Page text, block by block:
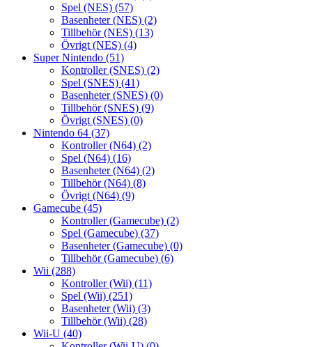
Spel (NES) (57)
Basenheter (NES) (2)
Tillbehör (NES) (13)
Övrigt (NES) (4)
Super Nintendo (51)
Kontroller (SNES) (2)
Spel (SNES) (41)
Basenheter (SNES) (0)
Tillbehör (SNES) (9)
Övrigt (SNES) (0)
Nintendo 64 (37)
Kontroller (N64) (2)
Spel (N64) (16)
Basenheter (N64) (2)
Tillbehör (N64) (8)
Övrigt (N64) (9)
Gamecube (45)
Kontroller (Gamecube) (2)
Spel (Gamecube) (37)
Basenheter (Gamecube) (0)
Tillbehör (Gamecube) (6)
Wii (288)
Kontroller (Wii) (11)
Spel (Wii) (251)
Basenheter (Wii) (3)
Tillbehör (Wii) (28)
Wii-U (40)